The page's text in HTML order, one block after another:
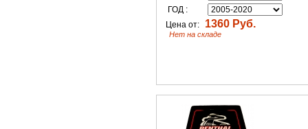
ГОД :
Цена от:
1360 Руб.
Нет на складе